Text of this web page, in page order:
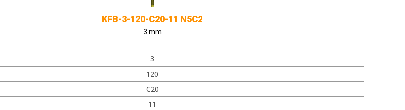
KFB-3-120-C20-11 N5C2
3 mm
3
120
C20
11